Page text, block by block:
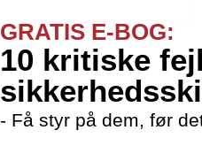
GRATIS E-BOG:
10 kritiske
- Få styr på dem, før